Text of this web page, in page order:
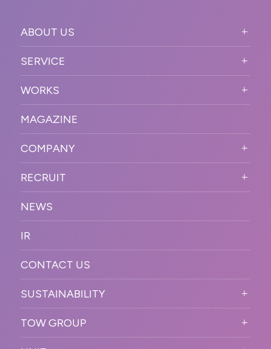
ABOUT US
PURPOSE
VISION
OUR DNA
SERVICE
STRONG POINT
BUSINESS DOMAIN
SOLUTION
WORKFLOW
WORKS
オンラインイベント
SNSプロモーション
プラットフォーム販
促
デジタル制作・映像
制作
PR
カンファレンス・展示会・アワ
ESPORTS・ゲームプロモーシ
MAGAZINE
COMPANY
COMPANY INFORMATION
MESSAGE
OFFICER
ACCESS
ORGANIZATION CHART
HISTORY
RECRUIT
新卒採用
キャリア採用
NEWS
IR
CONTACT US
SUSTAINABILITY
サステナビリティ
TOW GROUP